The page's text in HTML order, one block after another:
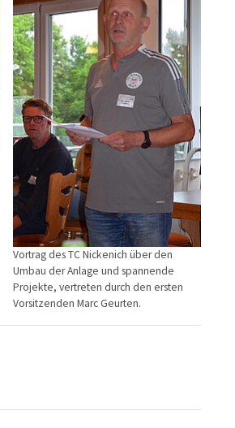
Vortrag des TC Nickenich über den
Umbau der Anlage und spannende
Projekte, vertreten durch den ersten
Vorsitzenden Marc Geurten.